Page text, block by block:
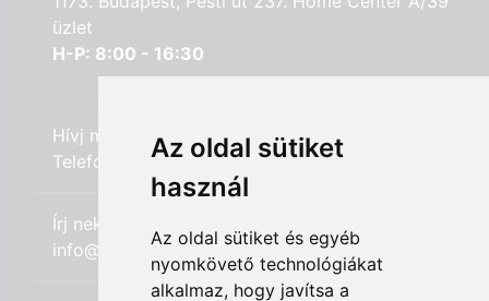
Az oldal sütiket
használ
Az oldal sütiket és egyéb
nyomkövető technológiákat
alkalmaz, hogy javítsa a
üzlet
H-P: 8:00 - 16:30
Hívj minket:
Telefon: +36 (20) 989-7969
Írj nekünk:
info@hifi-station.hu